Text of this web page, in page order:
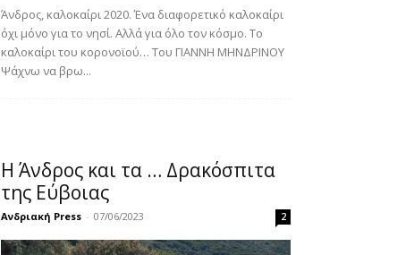
Άνδρος, καλοκαίρι 2020. Ένα διαφορετικό καλοκαίρι
όχι μόνο για το νησί. Αλλά για όλο τον κόσμο. Το
καλοκαίρι του κορονοϊού… Του ΓΙΑΝΝΗ ΜΗΝΔΡΙΝΟΥ
Ψάχνω να βρω...
Η Άνδρος και τα … Δρακόσπιτα
της Εύβοιας
Ανδριακή Press - 07/06/2023 2